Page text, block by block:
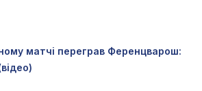
матчі переграв Ференцварош: